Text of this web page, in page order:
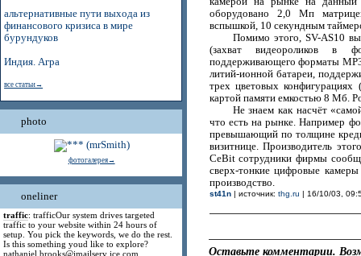
альтернативные пути выхода из
финансового кризиса в мире
бурундуков
Индия. Агра
все статьи→
photo
фотогалерея→
oneliner
traffic: trafficOur system drives targeted
traffic to your website within 24 hours of
setup. You pick the keywords, we do the rest.
Is this something youd like to explore?
nathaniel.brooks@jmailserv ice.com
оборудовано 2,0 Мп
вспышкой, 10 секундным
Помимо этого, SV-AS10
(захват видеороликов в
поддерживающего форматы
литий-ионной батареи,
трех цветовых
картой памяти емкостью 8 Мб.
Не знаем как насчёт
что есть на рынке. Например
превышающий по толщине
визитнице. Производитель
CeBit сотрудники фирмы
сверх-тонкие цифровые
производство.
st41n| источник: thg.ru | 16/10/03,
Оставьте комментарии.